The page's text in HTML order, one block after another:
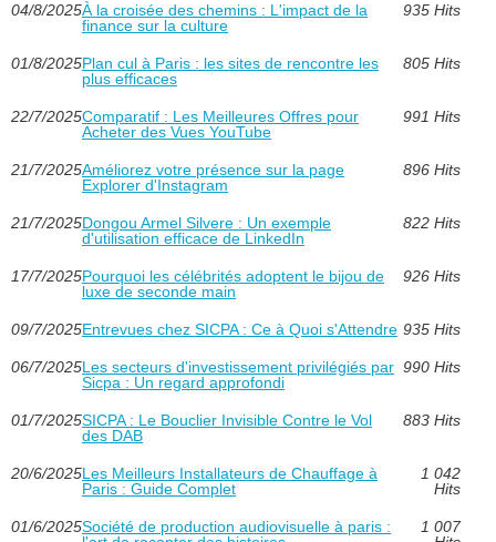
04/8/2025À la croisée des chemins : L'impact de la
finance sur la culture
935 Hits
01/8/2025Plan cul à Paris : les sites de rencontre les
plus efficaces
805 Hits
22/7/2025Comparatif : Les Meilleures Offres pour
Acheter des Vues YouTube
991 Hits
21/7/2025Améliorez votre présence sur la page
Explorer d'Instagram
896 Hits
21/7/2025Dongou Armel Silvere : Un exemple
d'utilisation efficace de LinkedIn
822 Hits
17/7/2025Pourquoi les célébrités adoptent le bijou de
luxe de seconde main
926 Hits
09/7/2025Entrevues chez SICPA : Ce à Quoi s'Attendre 935 Hits
06/7/2025Les secteurs d'investissement privilégiés par
Sicpa : Un regard approfondi
990 Hits
01/7/2025SICPA : Le Bouclier Invisible Contre le Vol
des DAB
883 Hits
20/6/2025Les Meilleurs Installateurs de Chauffage à
Paris : Guide Complet
1 042
Hits
01/6/2025Société de production audiovisuelle à paris :
1 007